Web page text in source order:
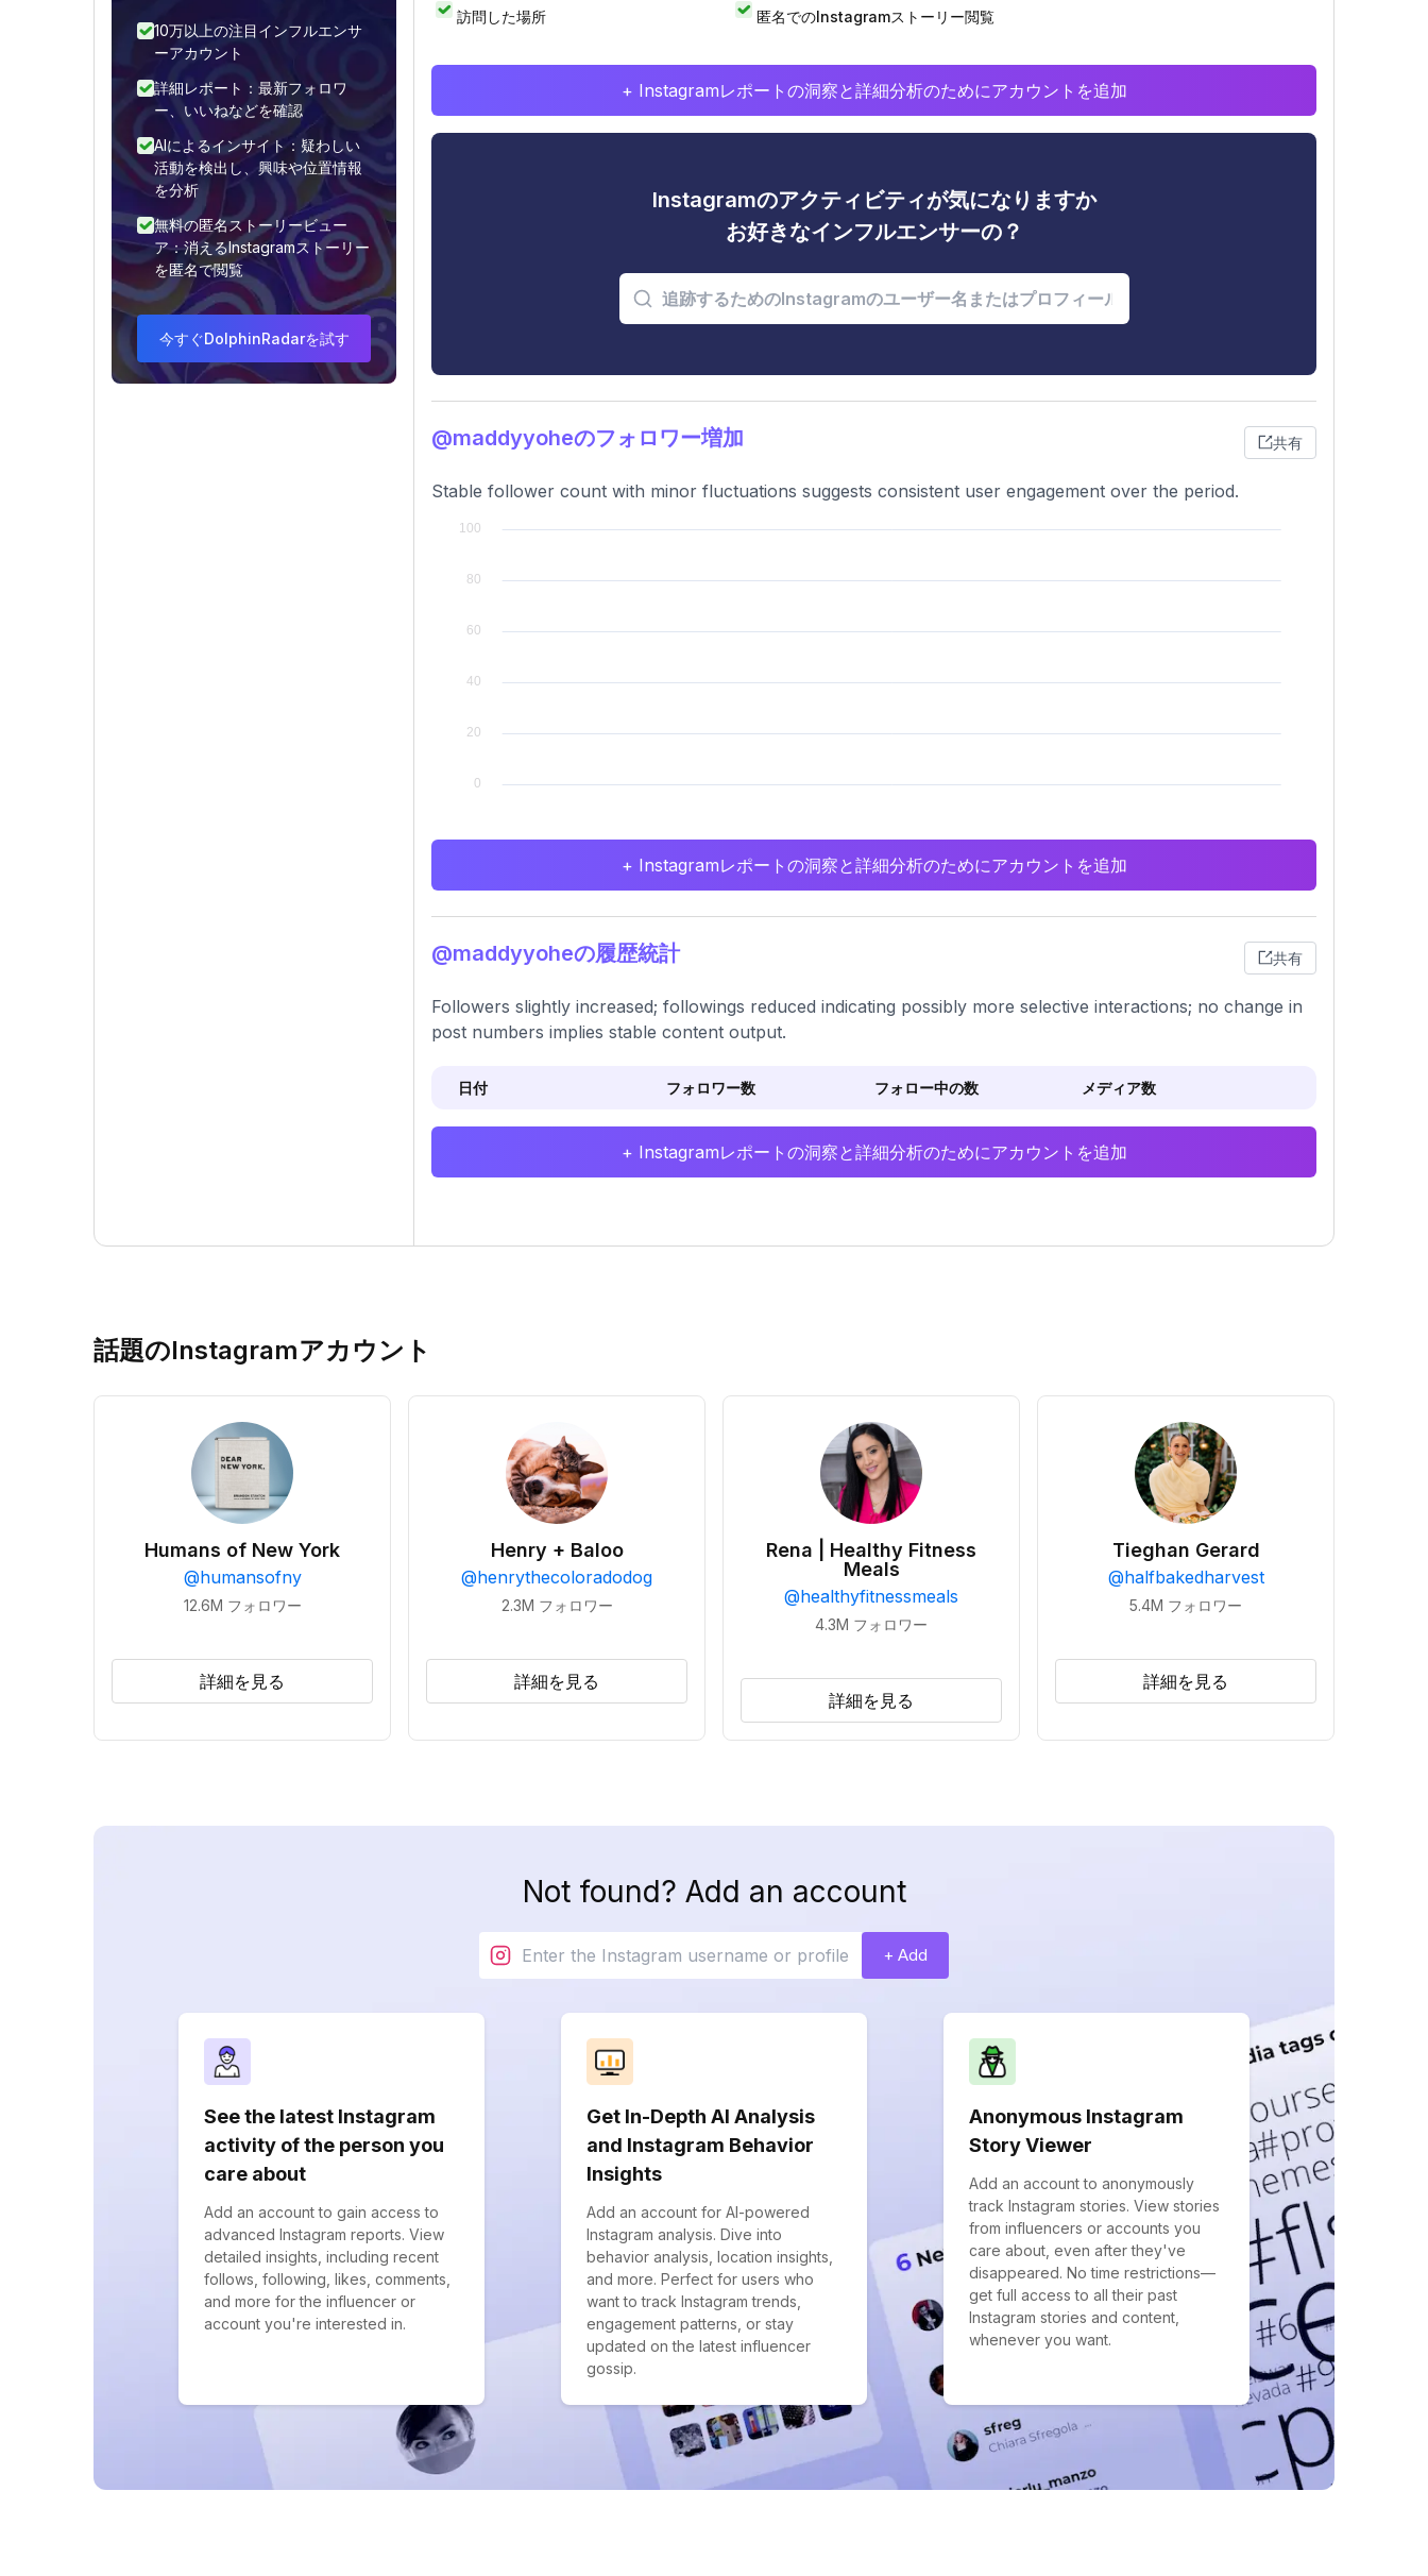
10万以上の注目インフルエンサ
ーアカウント
詳細レポート：最新フォロワ
ー、いいねなどを確認
AIによるインサイト：疑わしい
活動を検出し、興味や位置情報
を分析
無料の匿名ストーリービュー
ア：消えるInstagramストーリー
を匿名で閲覧
今すぐDolphinRadarを試す
訪問した場所 匿名でのInstagramストーリー閲覧
+ Instagramレポートの洞察と詳細分析のためにアカウントを追加
Instagramのアクティビティが気になりますか
お好きなインフルエンサーの？
@maddyyoheのフォロワー増加 共有
Stable follower count with minor fluctuations suggests consistent user engagement over the period.
+ Instagramレポートの洞察と詳細分析のためにアカウントを追加
@maddyyoheの履歴統計 共有
Followers slightly increased; followings reduced indicating possibly more selective interactions; no change in
post numbers implies stable content output.
日付 フォロワー数 フォロー中の数 メディア数
+ Instagramレポートの洞察と詳細分析のためにアカウントを追加
話題のInstagramアカウント
Humans of New York
@humansofny
12.6M フォロワー
詳細を見る
Henry + Baloo
@henrythecoloradodog
2.3M フォロワー
詳細を見る
Rena | Healthy Fitness
Meals
@healthyfitnessmeals
4.3M フォロワー
詳細を見る
Tieghan Gerard
@halfbakedharvest
5.4M フォロワー
詳細を見る
Not found? Add an account
+ Add
See the latest Instagram
activity of the person you
care about
Add an account to gain access to
advanced Instagram reports. View
detailed insights, including recent
follows, following, likes, comments,
and more for the influencer or
account you're interested in.
Get In-Depth AI Analysis
and Instagram Behavior
Insights
Add an account for AI-powered
Instagram analysis. Dive into
behavior analysis, location insights,
and more. Perfect for users who
want to track Instagram trends,
engagement patterns, or stay
updated on the latest influencer
gossip.
Anonymous Instagram
Story Viewer
Add an account to anonymously
track Instagram stories. View stories
from influencers or accounts you
care about, even after they've
disappeared. No time restrictions—
get full access to all their past
Instagram stories and content,
whenever you want.